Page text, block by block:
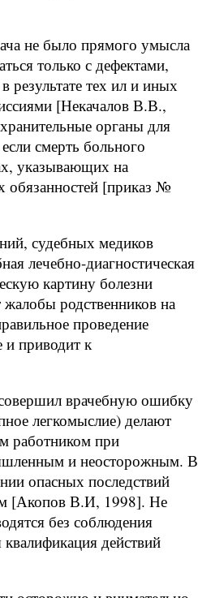
не было прямого умысла
только с дефектами,
тех ил и иных
[Некачалов В.В.,
органы для
смерть больного
указывающих на
обязанностей [приказ №
судебных медиков
лечебно-диагностическая
картину болезни
родственников на
проведение
и приводит к
врачебную ошибку
легкомыслие) делают
работником при
и неосторожным. В
опасных последствий
[Акопов В.И, 1998]. Не
без соблюдения
действий